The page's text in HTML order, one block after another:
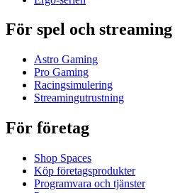
För spel och streaming
Astro Gaming
Pro Gaming
Racingsimulering
Streamingutrustning
För företag
Shop Spaces
Köp företagsprodukter
Programvara och tjänster